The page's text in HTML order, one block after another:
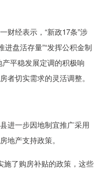
财经表示，“新政17条”涉
进盘活存量”“发挥公积金制
平稳发展定调的积极响
者切实需求的灵活调整。
进一步因地制宜推广采用
地产支持政策。
施了购房补贴的政策，这些